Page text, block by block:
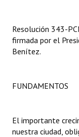
Ejecución
Actas de
Declaraciones
Resolución 343-
firmada por el
Benítez.
FUNDAMENTOS
El importante
nuestra ciudad,